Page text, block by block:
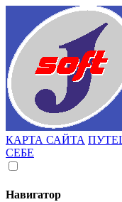
КАРТА САЙТА
СЕБЕ
Навигатор